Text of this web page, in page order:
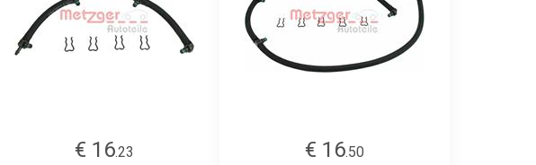
€ 16.23
€ 16.50